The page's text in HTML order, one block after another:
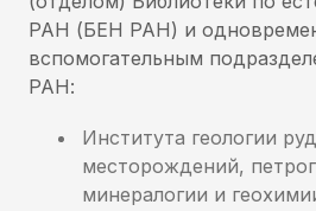
РАН (БЕН РАН) и
вспомогательным
РАН:
Института геологии
месторождений,
минералогии и